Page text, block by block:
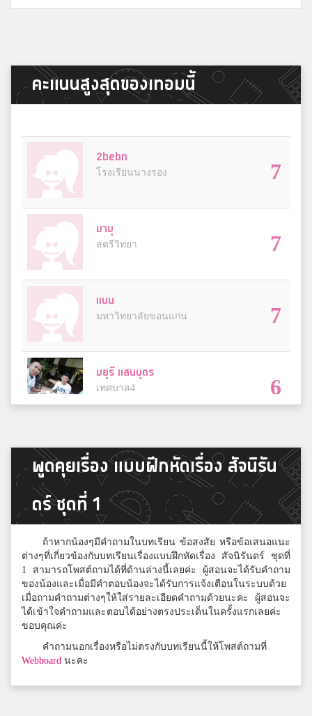
คะแนนสูงสุดของเทอมนี้
2bebn
โรงเรียนนางรอง 7
มามุ
สตรีวิทยา 7
แนน
มหาวิทยาลัยขอนแก่น 7
มยุรี แสนบุตร
เทศบาล4 6
Pokpax Ratchata
กศน น้ำจืด 6
พิ้ง กี้
5
พูดคุยเรื่อง แบบฝึกหัดเรื่อง สัจนิรัน
ดร์ ชุดที่ 1
ถ้าหากน้องๆมีคำถามในบทเรียน ข้อสงสัย หรือข้อเสนอแนะ
ต่างๆที่เกี่ยวข้องกับบทเรียนเรื่องแบบฝึกหัดเรื่อง สัจนิรันดร์ ชุดที่
1 สามารถโพสต์ถามได้ที่ด้านล่างนี้เลยค่ะ ผู้สอนจะได้รับคำถาม
ของน้องและเมื่อมีคำตอบน้องจะได้รับการแจ้งเตือนในระบบด้วย
เมื่อถามคำถามต่างๆให้ใส่รายละเอียดคำถามด้วยนะคะ ผู้สอนจะ
ได้เข้าใจคำถามและตอบได้อย่างตรงประเด็นในครั้งแรกเลยค่ะ
ขอบคุณค่ะ
คำถามนอกเรื่องหรือไม่ตรงกับบทเรียนนี้ให้โพสต์ถามที่
Webboard นะคะ